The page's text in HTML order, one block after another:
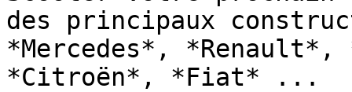
des principaux
*Mercedes*, *Renault*,
*Citroën*, *Fiat* ...